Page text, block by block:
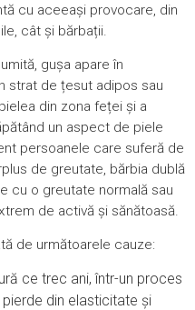
cu aceeași provocare, din
cât și bărbații.
gușa apare în
strat de țesut adipos sau
din zona feței și a
un aspect de piele
persoanele care suferă de
de greutate, bărbia dublă
cu o greutate normală sau
de activă și sănătoasă.
de următoarele cauze:
ce trec ani, într-un proces
din elasticitate și